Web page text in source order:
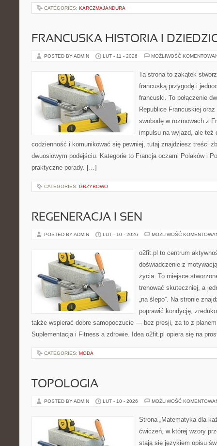
CATEGORIES: KARCZMAJANDURA
FRANCUSKA HISTORIA I
POSTED BY ADMIN LUT - 11 - 2026 MOŻLIWOŚĆ
Ta strona to zakątek
francuską przygodę i
francuski. To połączenie
Republice Francuskiej
swobodę w rozmowach z
impulsu na wyjazd, ale
codzienność i komunikować się pewniej, tutaj znajdziesz treści
dwuosiowym podejściu. Kategorie to Francja oczami Polaków i
praktyczne porady. […]
CATEGORIES: GRZYBOWO
REGENERACJA I SEN
POSTED BY ADMIN LUT - 10 - 2026 MOŻLIWOŚĆ
o2fit.pl to centrum
doświadczenie z
życia. To miejsce
trenować skuteczniej, a
„na ślepo”. Na stronie
poprawić kondycję,
także wspierać dobre samopoczucie — bez presji, za to z
Suplementacja i Fitness a zdrowie. Idea o2fit.pl opiera się na
CATEGORIES: MODA
TOPOLOGIA
POSTED BY ADMIN LUT - 10 - 2026 MOŻLIWOŚĆ
Strona „Matematyka dla
ćwiczeń, w której wzory
stają się językiem opisu